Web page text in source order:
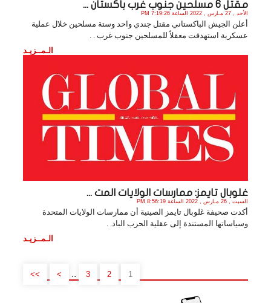
مقتل 6 مسلحين جنوب غرب باكستان ...
الأحد , 27 مـارس , 2022 الساعة 7:19:26 PM
أعلن الجيش الباكستاني مقتل جندي واحد وستة مسلحين خلال عملية
عسكرية استهدفت معقلاً للمسلحين جنوب غرب . .
الـمــزيـد
غلوبال تايمز: ممارسات الولايات المت ...
السبت , 26 مـارس , 2022 الساعة 8:56:19 PM
أكدت صحيفة غلوبال تايمز الصينية أن ممارسات الولايات المتحدة
وسياساتها المستندة إلى عقلية الحرب الباد. .
الـمــزيـد
1
2
3
..
>
>>